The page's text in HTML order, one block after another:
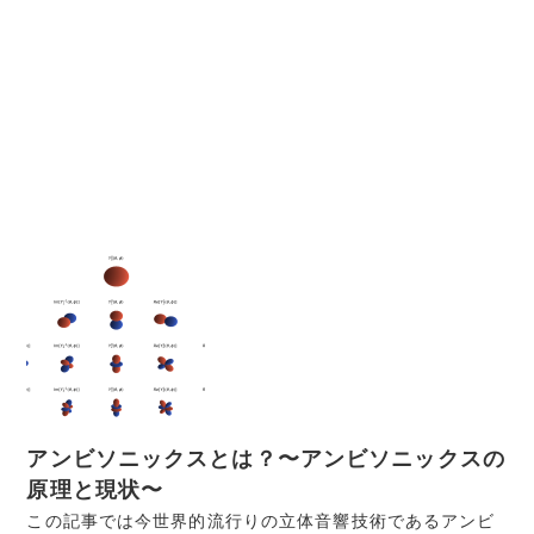
アンビソニックスとは？〜アンビソニックスの
原理と現状〜
この記事では今世界的流行りの立体音響技術であるアンビ